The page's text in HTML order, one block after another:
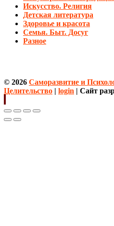
Искусство. Религия
Детская литература
Здоровье и красота
Семья. Быт. Досуг
Разное
© 2026 Саморазвитие и
Целительство | login | Сайт